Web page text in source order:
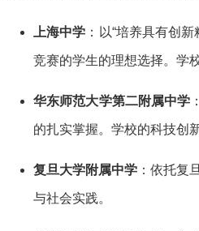
上海中学 ：以“培养具有创
竞赛的学生的理想选择。学
华东师范大学第二附属中学
的扎实掌握。学校的科技创
复旦大学附属中学 ：依托复
与社会实践。